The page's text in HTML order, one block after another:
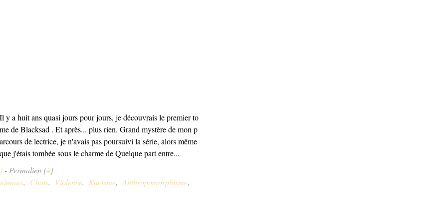
Il y a huit ans quasi jours pour jours, je découvrais le premier to
me de Blacksad . Et après... plus rien. Grand mystère de mon p
arcours de lectrice, je n'avais pas poursuivi la série, alors même
que j'étais tombée sous le charme de Quelque part entre...
] - Permalien [#]
, Chats, Violence, Racisme, Anthropomorphisme,